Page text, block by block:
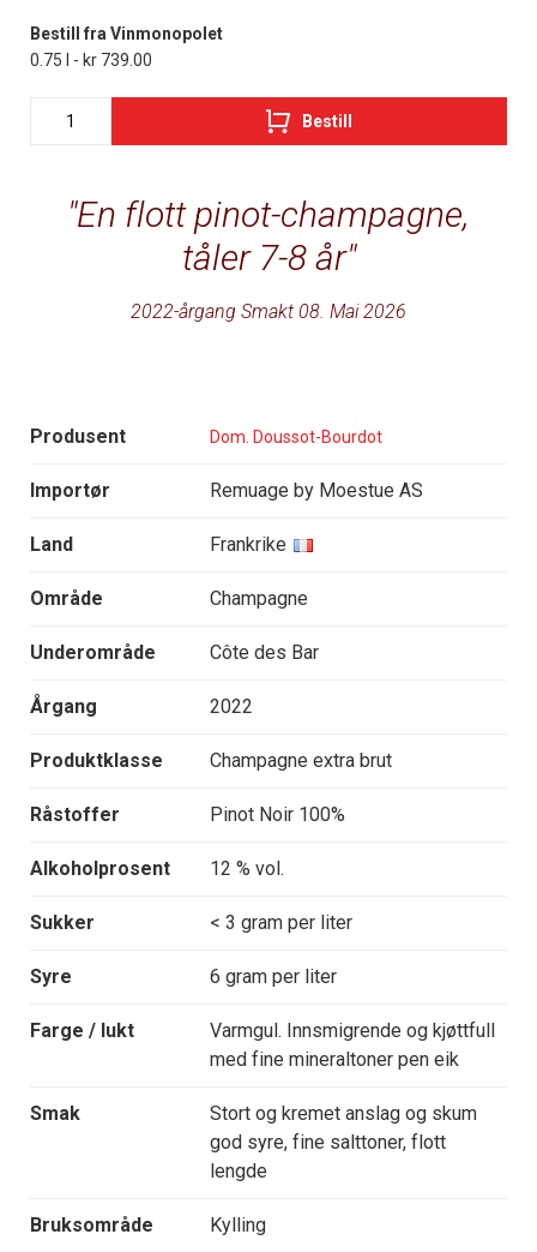
En flott pinot-champagne,
tåler 7-8 år
2022-årgang Smakt 08. Mai 2026
Produsent Dom. Doussot-Bourdot
Importør Remuage by Moestue AS
Land Frankrike
Område Champagne
Underområde Côte des Bar
Årgang 2022
Produktklasse Champagne extra brut
Råstoffer Pinot Noir 100%
Alkoholprosent 12 % vol.
Sukker < 3 gram per liter
Syre 6 gram per liter
Farge / lukt
Varmgul. Innsmigrende og kjøttfull
med fine mineraltoner pen eik
Smak
Stort og kremet anslag og skum
god syre, fine salttoner, flott
lengde
Bruksområde Kylling
Bestill fra Vinmonopolet
0.75 l - kr 739.00
Bestill